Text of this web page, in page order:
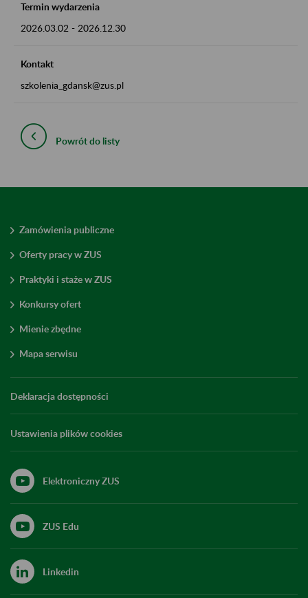
Termin wydarzenia
2026.03.02 - 2026.12.30
Kontakt
szkolenia_gdansk@zus.pl
Powrót do listy
Zamówienia publiczne
Oferty pracy w ZUS
Praktyki i staże w ZUS
Konkursy ofert
Mienie zbędne
Mapa serwisu
Deklaracja dostępności
Ustawienia plików cookies
Elektroniczny ZUS
ZUS Edu
Linkedin